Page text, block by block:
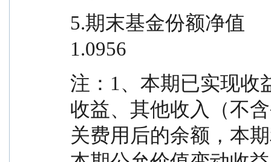
5.期末基金份额净值
1.0956
注：1、本期已实现收
收益、其他收入（不
关费用后的余额，本